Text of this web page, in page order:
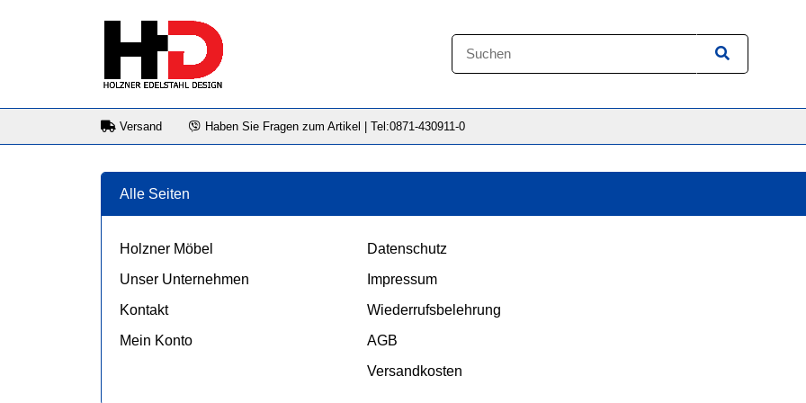
Versand Haben Sie Fragen zum Artikel | Tel:0871-430911-0
Alle Seiten
Holzner Möbel
Unser Unternehmen
Kontakt
Mein Konto
Datenschutz
Impressum
Wiederrufsbelehrung
AGB
Versandkosten